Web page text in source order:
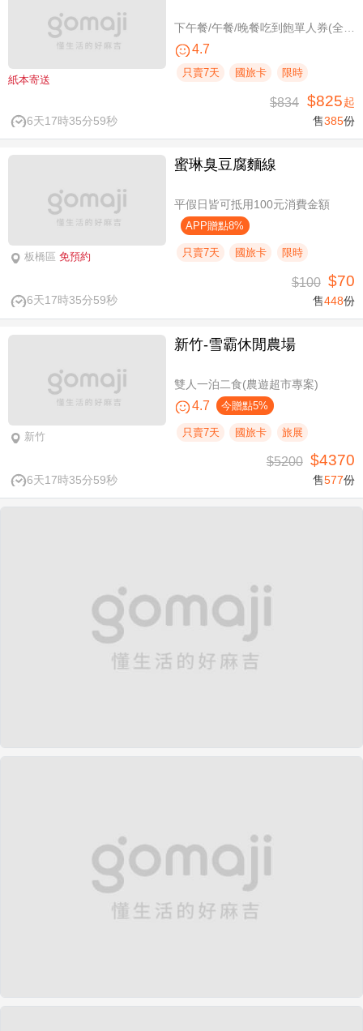
紙本寄送
4.7
只賣7天 國旅卡 限時
6天17時35分59秒
$834 $825起
售385份
板橋區 免預約
蜜琳臭豆腐麵線
平假日皆可抵用100元消費金額
APP贈點8%
只賣7天 國旅卡 限時
6天17時35分59秒
$100 $70
售448份
新竹
新竹-雪霸休閒農場
雙人一泊二食(農遊超市專案)
4.7 今贈點5%
只賣7天 國旅卡 旅展
6天17時35分59秒
$5200 $4370
售577份